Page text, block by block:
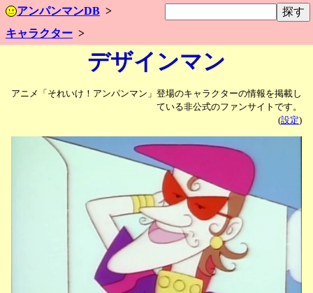
アンパンマンDB
キャラクター
デザインマン
アニメ「それいけ！アンパンマン」登場のキャラクターの情報を掲載し
ている非公式のファンサイトです。
(設定)